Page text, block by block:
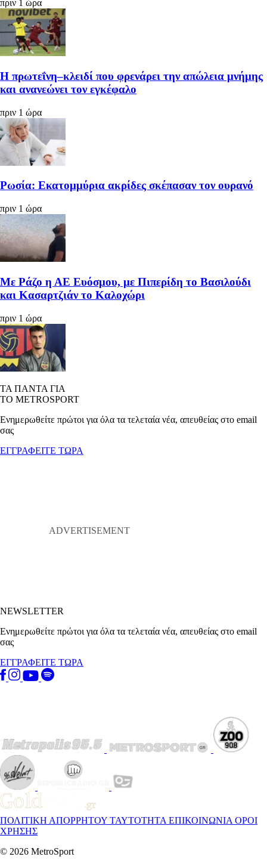
πριν 1 ώρα
Η πρωτεΐνη–κλειδί που φρενάρει την απώλεια μνήμης
και ανανεώνει τον εγκέφαλο
πριν 1 ώρα
Ρωσία: Εκατομμύρια ακρίδες σκέπασαν τον ουρανό
πριν 1 ώρα
Με Ράζο η ΑΕ Ευόσμου, με Πιπερίδη το Βασιλούδι
και Κασαρτζιάν το Καλοχώρι
πριν 1 ώρα
ΤΑ ΠΑΝΤΑ ΓΙΑ
ΤΟ METROSPORT
Ενημερωθείτε πρώτοι για όλα τα τελεταία νέα, απευθείας στο email
σας
ΕΓΓΡΑΦΕΙΤΕ ΤΩΡΑ
NEWSLETTER
Ενημερωθείτε πρώτοι για όλα τα τελεταία νέα, απευθείας στο email
σας
ΕΓΓΡΑΦΕΙΤΕ ΤΩΡΑ
ΠΟΛΙΤΙΚΗ ΑΠΟΡΡΗΤΟΥ ΤΑΥΤΟΤΗΤΑ ΕΠΙΚΟΙΝΩΝΙΑ ΟΡΟΙ
ΧΡΗΣΗΣ
© 2026 MetroSport